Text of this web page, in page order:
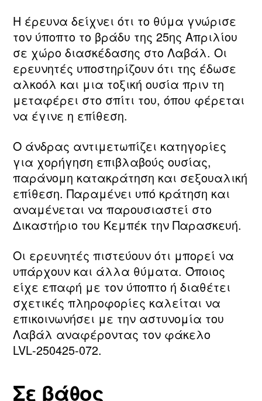
Η έρευνα δείχνει ότι το θύμα γνώρισε
τον ύποπτο το βράδυ της 25ης Απριλίου
σε χώρο διασκέδασης στο Λαβάλ. Οι
ερευνητές υποστηρίζουν ότι της έδωσε
αλκοόλ και μια τοξική ουσία πριν τη
μεταφέρει στο σπίτι του, όπου φέρεται
να έγινε η επίθεση.
Ο άνδρας αντιμετωπίζει κατηγορίες
για χορήγηση επιβλαβούς ουσίας,
παράνομη κατακράτηση και σεξουαλική
επίθεση. Παραμένει υπό κράτηση και
αναμένεται να παρουσιαστεί στο
Δικαστήριο του Κεμπέκ την Παρασκευή.
Οι ερευνητές πιστεύουν ότι μπορεί να
υπάρχουν και άλλα θύματα. Όποιος
είχε επαφή με τον ύποπτο ή διαθέτει
σχετικές πληροφορίες καλείται να
επικοινωνήσει με την αστυνομία του
Λαβάλ αναφέροντας τον φάκελο
LVL‑250425‑072.
Σε βάθος